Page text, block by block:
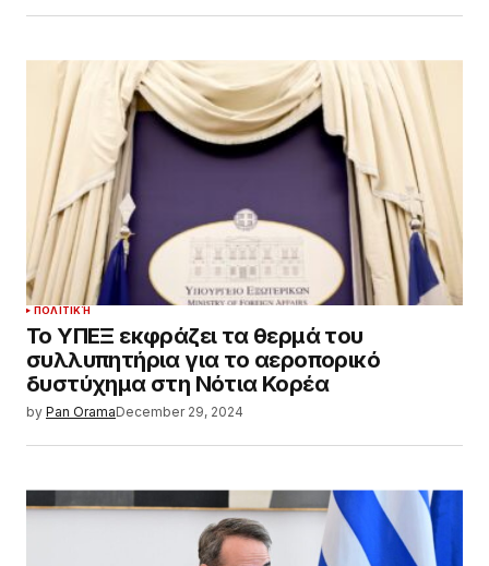
ΠΟΛΙΤΙΚΉ
Το ΥΠΕΞ εκφράζει τα θερμά του
συλλυπητήρια για το αεροπορικό
δυστύχημα στη Νότια Κορέα
by Pan OramaDecember 29, 2024